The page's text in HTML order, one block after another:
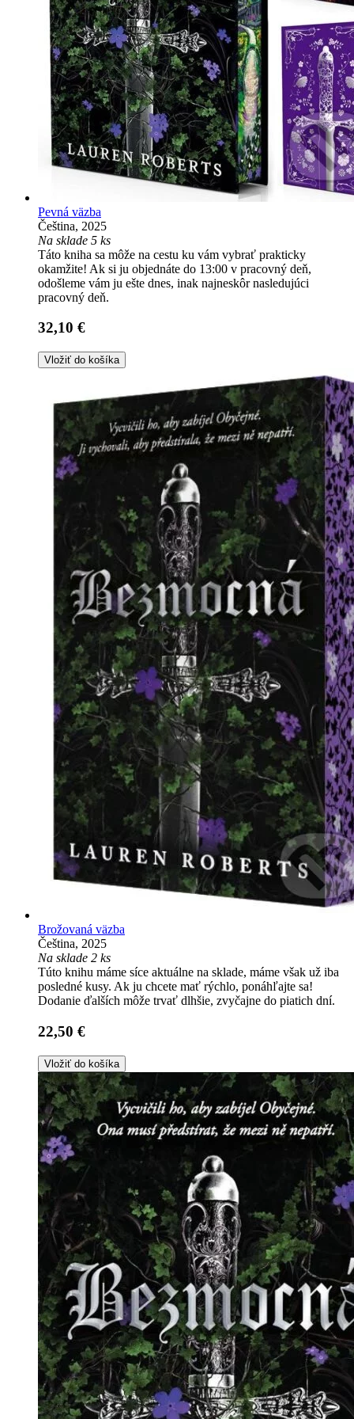
Pevná väzba
Čeština, 2025
Na sklade 5 ks
Táto kniha sa môže na cestu ku vám vybrať prakticky
okamžite! Ak si ju objednáte do 13:00 v pracovný deň,
odošleme vám ju ešte dnes, inak najneskôr nasledujúci
pracovný deň.
32,10 €
Vložiť do košíka
Brožovaná väzba
Čeština, 2025
Na sklade 2 ks
Túto knihu máme síce aktuálne na sklade, máme však už iba
posledné kusy. Ak ju chcete mať rýchlo, ponáhľajte sa!
Dodanie ďalších môže trvať dlhšie, zvyčajne do piatich dní.
22,50 €
Vložiť do košíka